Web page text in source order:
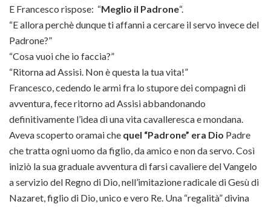
E Francesco rispose: “Meglio il Padrone“.
“E allora perchè dunque ti affanni a cercare il servo invece del
Padrone?”
“Cosa vuoi che io faccia?”
“Ritorna ad Assisi. Non è questa la tua vita!”
Francesco, cedendo le armi fra lo stupore dei compagni di
avventura, fece ritorno ad Assisi abbandonando
definitivamente l’idea di una vita cavalleresca e mondana.
Aveva scoperto oramai che quel “Padrone” era Dio Padre
che tratta ogni uomo da figlio, da amico e non da servo. Così
iniziò la sua graduale avventura di farsi cavaliere del Vangelo
a servizio del Regno di Dio, nell’imitazione radicale di Gesù di
Nazaret, figlio di Dio, unico e vero Re. Una “regalità” divina